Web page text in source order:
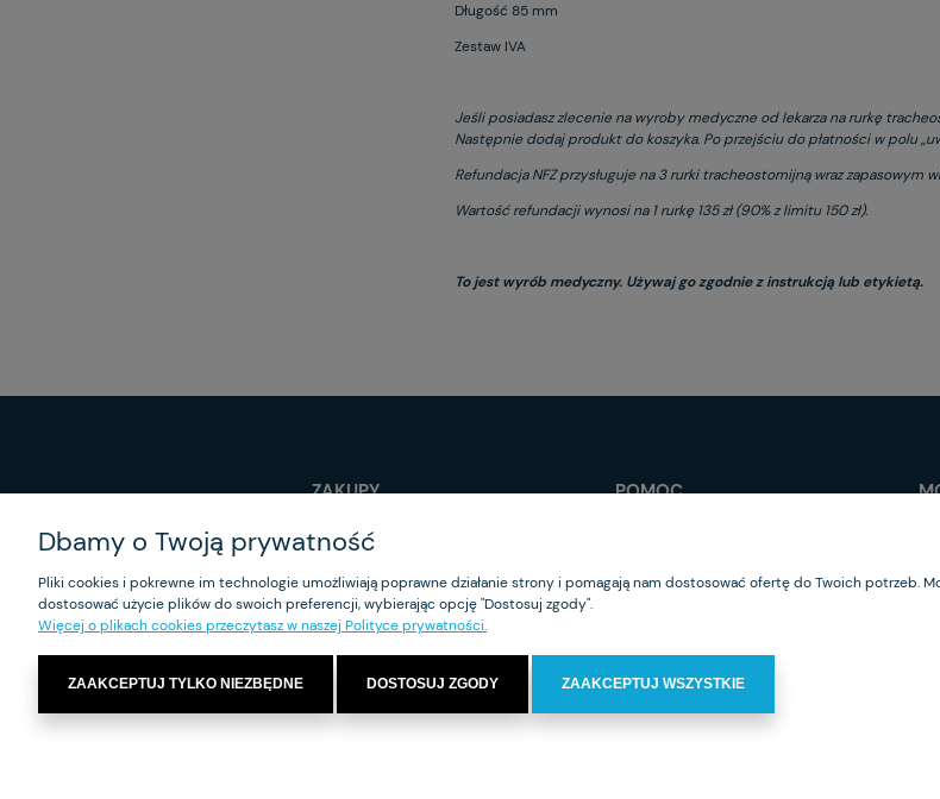
Długość 85 mm
Zestaw IVA
Jeśli posiadasz zlecenie na wyroby medyczne od lekarza na rurkę
Następnie dodaj produkt do koszyka. Po przejściu do płatności w polu
Refundacja NFZ przysługuje na 3 rurki tracheostomijną wraz zapasowym
Wartość refundacji wynosi na 1 rurkę 135 zł (90% z limitu 150 zł).
To jest wyrób medyczny. Używaj go zgodnie z instrukcją lub etykietą.
ZAKUPY
Czas realizacji zamówienia
Formy płatności
Koszt dostawy
Reklamacje i zwroty
POMOC
Częste pytania
Dbamy o Twoją prywatność
Pliki cookies i pokrewne im technologie umożliwiają poprawne działanie strony i pomagają nam dostosować ofertę do Twoich potrzeb.
dostosować użycie plików do swoich preferencji, wybierając opcję "Dostosuj zgody".
Więcej o plikach cookies przeczytasz w naszej Polityce prywatności.
ZAAKCEPTUJ TYLKO NIEZBĘDNE DOSTOSUJ ZGODY ZAAKCEPTUJ WSZYSTKIE